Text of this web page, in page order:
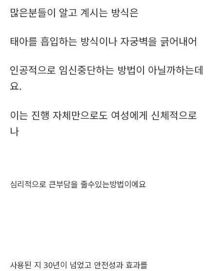
많은분들이 알고 계시는 방식은
태아를 흡입하는 방식이나 자궁벽을 긁어내어
인공적으로 임신중단하는 방법이 아닐까하는데
요.
이는 진행 자체만으로도 여성에게 신체적으로
나
심리적으로 큰부담을 줄수있는방법이에요
사용된 지 30년이 넘었고 안전성과 효과를